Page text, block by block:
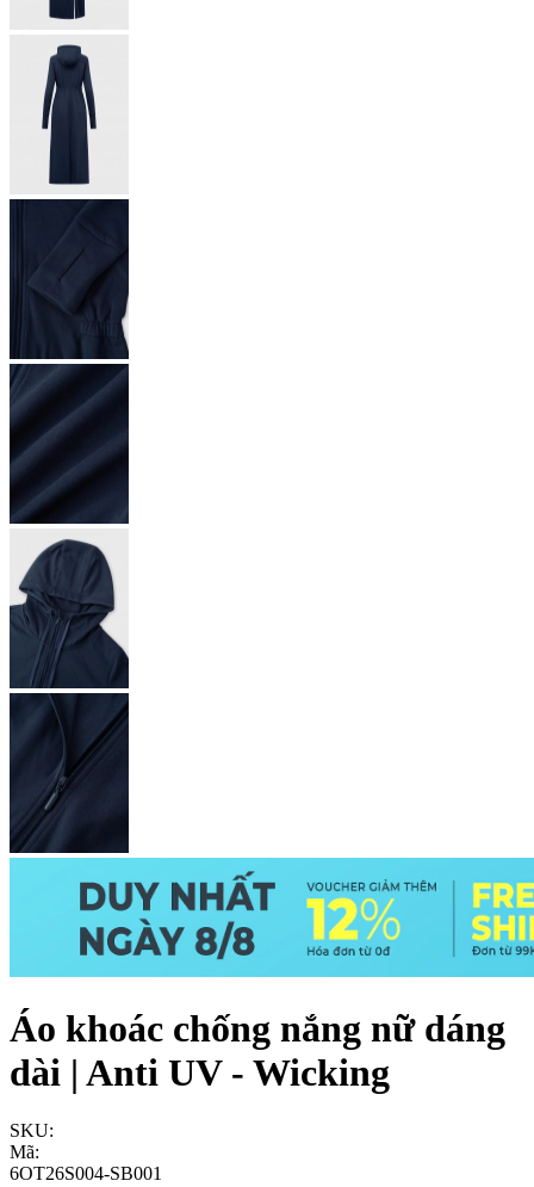
Áo khoác chống nắng nữ dáng
dài | Anti UV - Wicking
SKU:
Mã:
6OT26S004-SB001